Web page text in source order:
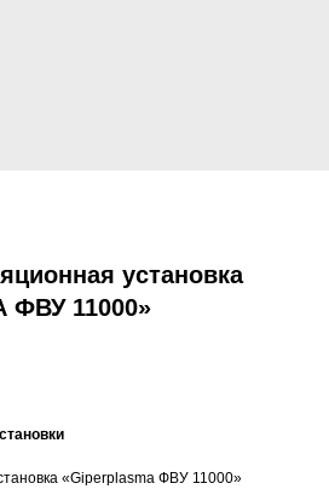
установка
11000»
«Giperplasma ФВУ 11000»